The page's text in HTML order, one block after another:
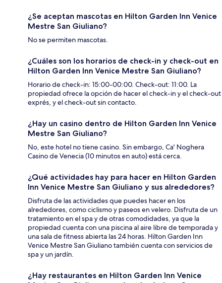
¿Se aceptan mascotas en Hilton Garden Inn Venice
Mestre San Giuliano?
No se permiten mascotas.
¿Cuáles son los horarios de check-in y check-out en
Hilton Garden Inn Venice Mestre San Giuliano?
Horario de check-in: 15:00-00:00. Check-out: 11:00. La
propiedad ofrece la opción de hacer el check-in y el check-out
exprés, y el check-out sin contacto.
¿Hay un casino dentro de Hilton Garden Inn Venice
Mestre San Giuliano?
No, este hotel no tiene casino. Sin embargo, Ca' Noghera
Casino de Venecia (10 minutos en auto) está cerca.
¿Qué actividades hay para hacer en Hilton Garden
Inn Venice Mestre San Giuliano y sus alrededores?
Disfruta de las actividades que puedes hacer en los
alrededores, como ciclismo y paseos en velero. Disfruta de un
tratamiento en el spa y de otras comodidades, ya que la
propiedad cuenta con una piscina al aire libre de temporada y
una sala de fitness abierta las 24 horas. Hilton Garden Inn
Venice Mestre San Giuliano también cuenta con servicios de
spa y un jardín.
¿Hay restaurantes en Hilton Garden Inn Venice